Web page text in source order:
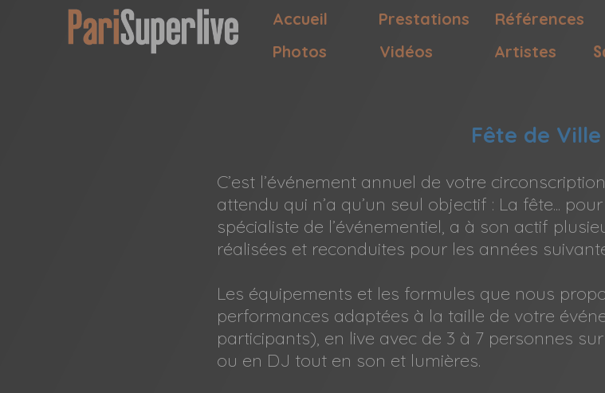
Accueil Prestations Références
Photos
Vidéos Artistes
Fête de Ville
C’est l’événement annuel de votre
attendu qui n’a qu’un seul objectif : La fête...
spécialiste de l’événementiel, a à son actif
réalisées et reconduites pour les années
Les équipements et les formules que nous
performances adaptées à la taille de votre
participants), en live avec de 3 à 7 personnes
ou en DJ tout en son et lumières.